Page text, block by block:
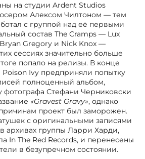
на студии Ardent Studios
Алексом Чилтоном — тем
с группой над её первыми
состав The Cramps — Lux
Gregory и Nick Knox —
сессиях значительно больше
попало на релизы. В конце
Poison Ivy предприняли попытку
полноценный альбом,
фотографа Стефани Черниковски
«Gravest Gravy», однако
проект был заморожен.
с оригинальными записями
архивах группы Ларри Харди,
In The Red Records, и перенесены
в безупречном состоянии.